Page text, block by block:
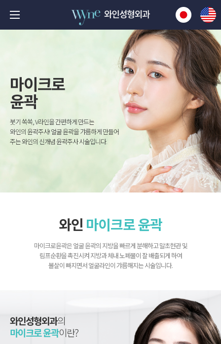
마이크로
윤곽
붓기 쏙쏙, V라인을 간편하게 만드는
와인의 윤곽주사! 얼굴 윤곽을 갸름하게 만들어
주는 와인의 신개념 윤곽주사 시술입니다.
와인 마이크로 윤곽
마이크로윤곽은 얼굴 윤곽의 지방을 빠르게 분해하고 말초현관 및
림프순환을 촉진시켜 지방과 체내 노폐물이 잘 배출되게 하여
볼살이 빠지면서 얼굴라인이 갸름해지는 시술입니다.
와인성형외과의
마이크로 윤곽이란?